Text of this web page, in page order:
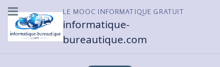
LE MOOC INFORMATIQUE GRATUIT
informatique-
bureautique.com